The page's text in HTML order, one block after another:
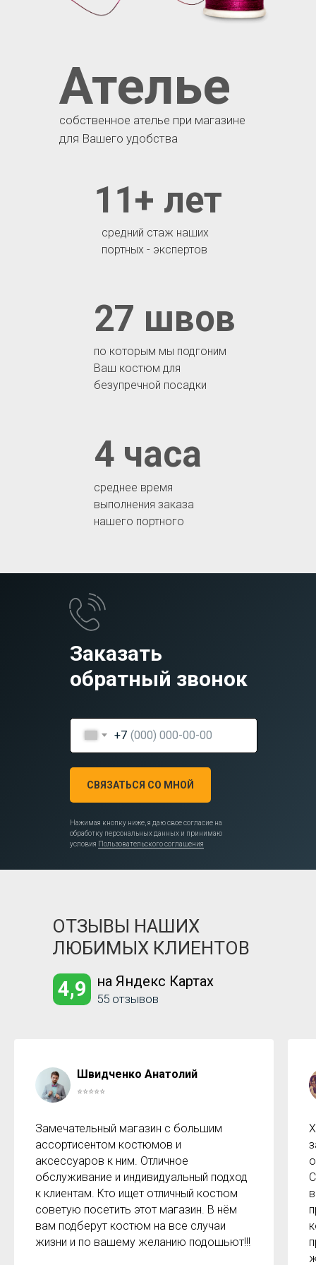
среднее время
выполнения заказа
нашего портного
4 часа
по которым мы подгоним
Ваш костюм для
безупречной посадки
27 швов
средний стаж наших
портных - экспертов
11+ лет
Ателье
собственное ателье при магазине
для Вашего удобства
Заказать
обратный звонок
+7
СВЯЗАТЬСЯ СО МНОЙ
Нажимая кнопку ниже, я даю свое согласие на
обработку персональных данных и принимаю
условия Пользовательского соглашения
55 отзывов
на Яндекс Картах
4,9
ОТЗЫВЫ НАШИХ
ЛЮБИМЫХ КЛИЕНТОВ
Швидченко Анатолий
⭐⭐⭐⭐⭐
Замечательный магазин с большим
ассортисентом костюмов и
аксессуаров к ним. Отличное
обслуживание и индивидуальный подход
к клиентам. Кто ищет отличный костюм
советую посетить этот магазин. В нём
вам подберут костюм на все случаи
жизни и по вашему желанию подошьют!!!